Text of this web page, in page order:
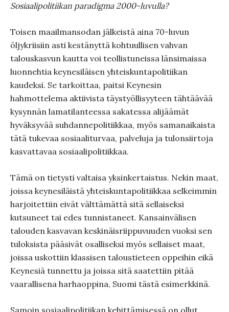
Sosiaalipolitiikan paradigma 2000-luvulla?
Toisen maailmansodan jälkeistä aina 70-luvun
öljykriisiin asti kestänyttä kohtuullisen vahvan
talouskasvun kautta voi teollistuneissa länsimaissa
luonnehtia keynesiläisen yhteiskuntapolitiikan
kaudeksi. Se tarkoittaa, paitsi Keynesin
hahmottelema aktiivista täystyöllisyyteen tähtäävää
kysynnän lamatilanteessa sakatessa alijäämät
hyväksyvää suhdannepolitiikkaa, myös samanaikaista
tätä tukevaa sosiaaliturvaa, palveluja ja tulonsiirtoja
kasvattavaa sosiaalipolitiikkaa.
Tämä on tietysti valtaisa yksinkertaistus. Nekin maat,
joissa keynesiläistä yhteiskuntapolitiikkaa selkeimmin
harjoitettiin eivät välttämättä sitä sellaiseksi
kutsuneet tai edes tunnistaneet. Kansainvälisen
talouden kasvavan keskinäisriippuvuuden vuoksi sen
tuloksista pääsivät osalliseksi myös sellaiset maat,
joissa uskottiin klassisen taloustieteen oppeihin eikä
Keynesiä tunnettu ja joissa sitä saatettiin pitää
vaarallisena harhaoppina, Suomi tästä esimerkkinä.
Samoin sosiaalipolitiikan kehittämisessä on ollut